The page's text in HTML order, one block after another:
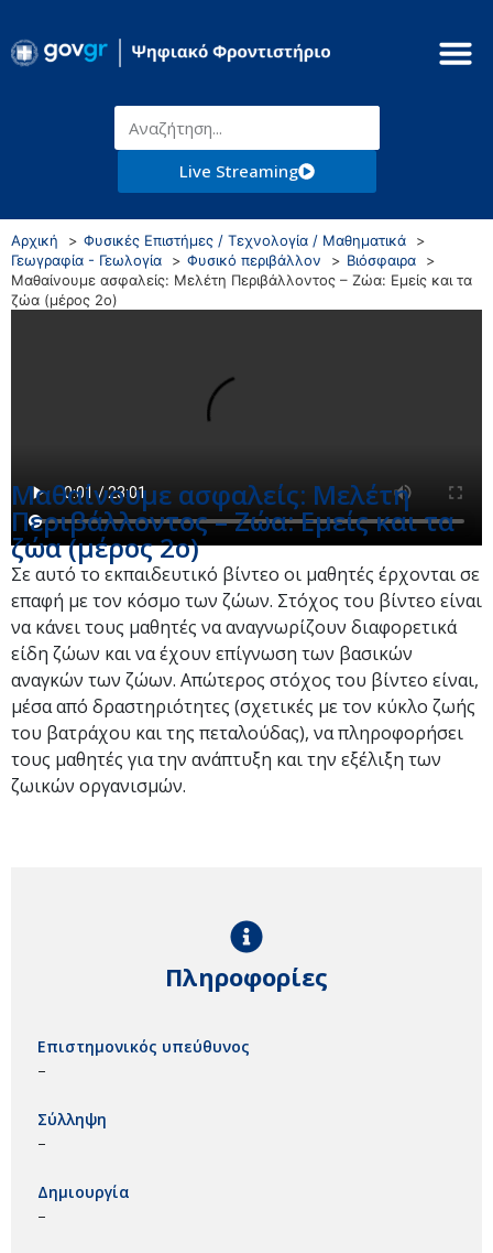
Live Streaming
Αρχική
Φυσικές Επιστήμες / Τεχνολογία / Μαθηματικά
Γεωγραφία - Γεωλογία
Φυσικό περιβάλλον
Βιόσφαιρα
Μαθαίνουμε ασφαλείς: Μελέτη Περιβάλλοντος – Ζώα: Εμείς και τα
ζώα (μέρος 2ο)
Μαθαίνουμε ασφαλείς: Μελέτη
Περιβάλλοντος – Ζώα: Εμείς και τα
ζώα (μέρος 2ο)
Σε αυτό το εκπαιδευτικό βίντεο οι μαθητές έρχονται σε
επαφή με τον κόσμο των ζώων. Στόχος του βίντεο είναι
να κάνει τους μαθητές να αναγνωρίζουν διαφορετικά
είδη ζώων και να έχουν επίγνωση των βασικών
αναγκών των ζώων. Απώτερος στόχος του βίντεο είναι,
μέσα από δραστηριότητες (σχετικές με τον κύκλο ζωής
του βατράχου και της πεταλούδας), να πληροφορήσει
τους μαθητές για την ανάπτυξη και την εξέλιξη των
ζωικών οργανισμών.
Πληροφορίες
Επιστημονικός υπεύθυνος
–
Σύλληψη
–
Δημιουργία
–